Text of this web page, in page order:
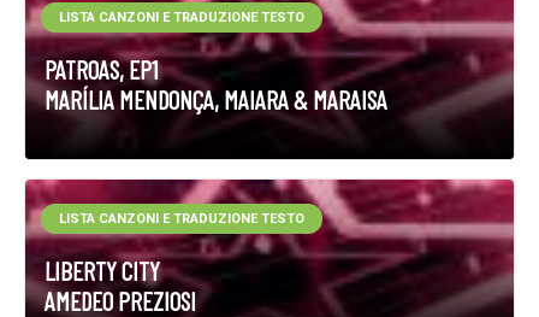
PATROAS, EP1
MARÍLIA MENDONÇA, MAIARA & MARAISA
LISTA CANZONI E TRADUZIONE TESTO
LIBERTY CITY
AMEDEO PREZIOSI
LISTA CANZONI E TRADUZIONE TESTO